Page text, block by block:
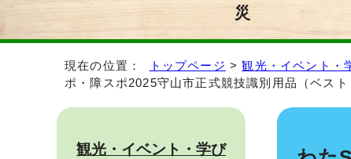
災
現在の位置： トップページ >観光・イベント・
ポ・障スポ2025守山市正式競技識別用品（ベス
観光・イベント・学び